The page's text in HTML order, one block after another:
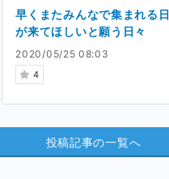
2020/05/25 08:03
4
早くまたみんなで集まれる日
が来てほしいと願う日々
投稿記事の一覧へ